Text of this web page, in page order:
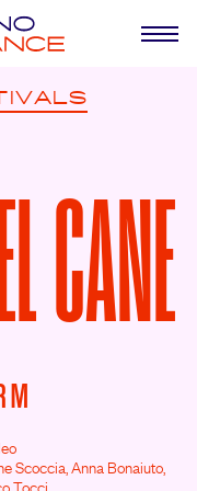
CANE
Scoccia, Anna Bonaiuto,
Tocci